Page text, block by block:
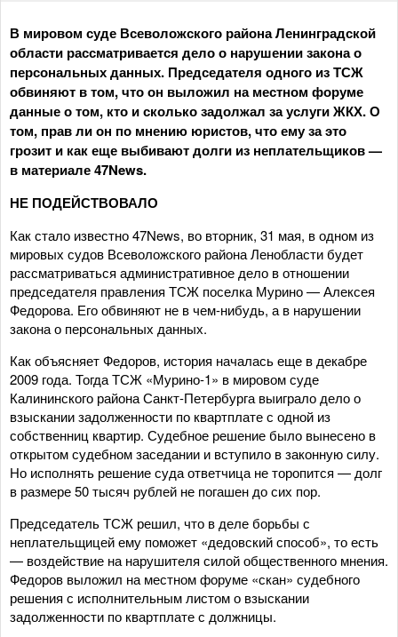
В мировом суде Всеволожского района Ленинградской
области рассматривается дело о нарушении закона о
персональных данных. Председателя одного из ТСЖ
обвиняют в том, что он выложил на местном форуме
данные о том, кто и сколько задолжал за услуги ЖКХ. О
том, прав ли он по мнению юристов, что ему за это
грозит и как еще выбивают долги из неплательщиков —
в материале 47News.
НЕ ПОДЕЙСТВОВАЛО
Как стало известно 47News, во вторник, 31 мая, в одном из
мировых судов Всеволожского района Ленобласти будет
рассматриваться административное дело в отношении
председателя правления ТСЖ поселка Мурино — Алексея
Федорова. Его обвиняют не в чем-нибудь, а в нарушении
закона о персональных данных.
Как объясняет Федоров, история началась еще в декабре
2009 года. Тогда ТСЖ «Мурино-1» в мировом суде
Калининского района Санкт-Петербурга выиграло дело о
взыскании задолженности по квартплате с одной из
собственниц квартир. Судебное решение было вынесено в
открытом судебном заседании и вступило в законную силу.
Но исполнять решение суда ответчица не торопится — долг
в размере 50 тысяч рублей не погашен до сих пор.
Председатель ТСЖ решил, что в деле борьбы с
неплательщицей ему поможет «дедовский способ», то есть
— воздействие на нарушителя силой общественного мнения.
Федоров выложил на местном форуме «скан» судебного
решения с исполнительным листом о взыскании
задолженности по квартплате с должницы.